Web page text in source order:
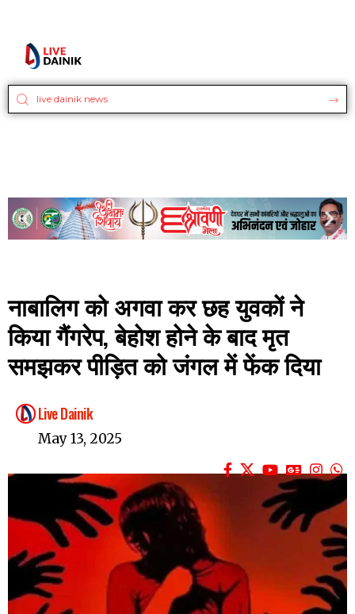
नाबालिग को अगवा कर छह युवकों ने
किया गैंगरेप, बेहोश होने के बाद मृत
समझकर पीड़ित को जंगल में फेंक दिया
Live Dainik
May 13, 2025